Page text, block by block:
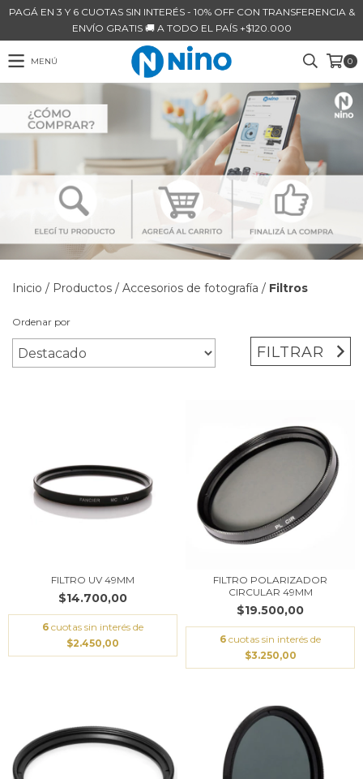
PAGÁ EN 3 Y 6 CUOTAS SIN INTERÉS - 10% OFF CON TRANSFERENCIA &
ENVÍO GRATIS 🚚 A TODO EL PAÍS +$120.000
MENÚ 0
Inicio / Productos / Accesorios de fotografía / Filtros
Ordenar por
FILTRAR
FILTRO UV 49MM
$14.700,00
6 cuotas sin interés de
$2.450,00
FILTRO POLARIZADOR
CIRCULAR 49MM
$19.500,00
6 cuotas sin interés de
$3.250,00